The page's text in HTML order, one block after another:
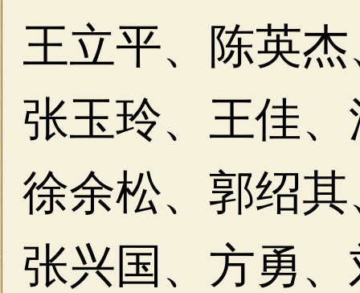
王立平、陈英
张玉玲、王佳
徐余松、郭绍
张兴国、方勇